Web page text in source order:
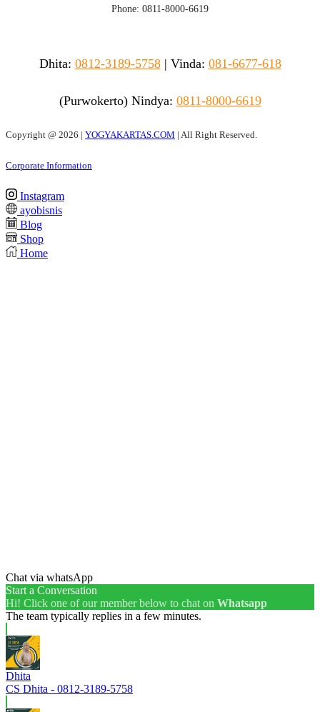
Phone: 0811-8000-6619
Dhita: 0812-3189-5758| Vinda: 081-6677-618
(Purwokerto) Nindya: 0811-8000-6619
Copyright @ 2026 | YOGYAKARTAS.COM | All Right Reserved.
Corporate Information
Instagram
ayobisnis
Blog
Shop
Home
Chat via whatsApp
Start a Conversation
Hi! Click one of our member below to chat on Whatsapp
The team typically replies in a few minutes.
Dhita
CS Dhita - 0812-3189-5758